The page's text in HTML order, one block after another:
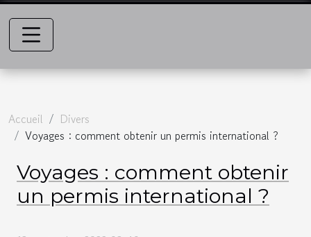
Accueil
Divers
Voyages : comment obtenir un permis international ?
Voyages : comment obtenir
un permis international ?